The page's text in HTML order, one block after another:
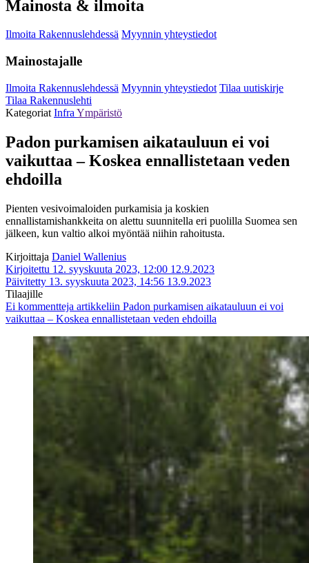
Mainosta & ilmoita
Ilmoita Rakennuslehdessä Myynnin yhteystiedot
Mainostajalle
Ilmoita Rakennuslehdessä Myynnin yhteystiedot Tilaa uutiskirje
Tilaa Rakennuslehti
Kategoriat Infra Ympäristö
Padon purkamisen aikatauluun ei voi
vaikuttaa – Koskea ennallistetaan veden
ehdoilla
Pienten vesivoimaloiden purkamisia ja koskien
ennallistamishankkeita on alettu suunnitella eri puolilla Suomea sen
jälkeen, kun valtio alkoi myöntää niihin rahoitusta.
Kirjoittaja Daniel Wallenius
Kirjoitettu 12. syyskuuta 2023, 12:00 12.9.2023
Päivitetty 13. syyskuuta 2023, 14:56 13.9.2023
Tilaajille
Ei kommentteja artikkeliin Padon purkamisen aikatauluun ei voi
vaikuttaa – Koskea ennallistetaan veden ehdoilla